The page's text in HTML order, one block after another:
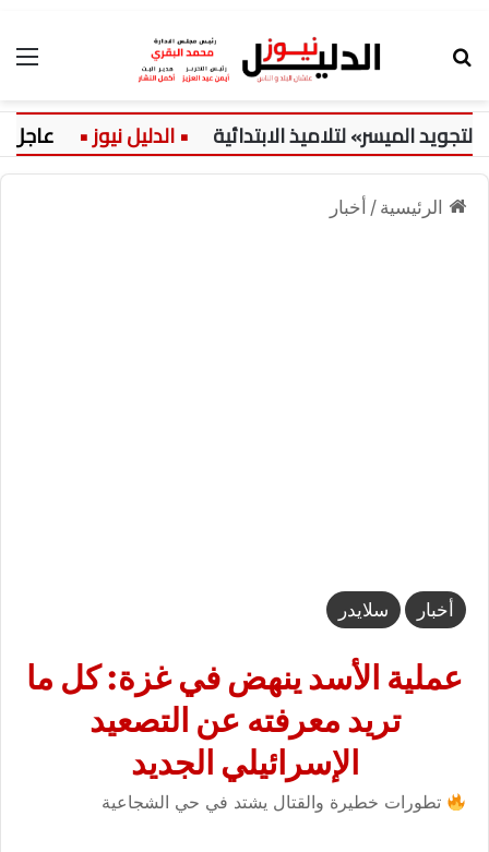
الميسر» لتلاميذ الابتدائية عاجل:
الرئيسية / أخبار
أخبار سلايدر
عملية الأسد ينهض في غزة: كل ما
تريد معرفته عن التصعيد
الإسرائيلي الجديد
تطورات خطيرة والقتال يشتد في حي الشجاعية